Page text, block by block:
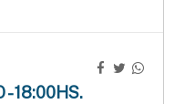
- 18:00HS.